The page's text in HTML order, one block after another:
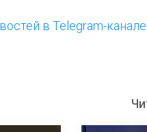
в Telegram-